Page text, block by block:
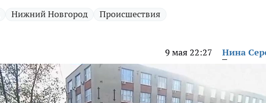
Нижний Новгород Происшествия
9 мая 22:27 Нина